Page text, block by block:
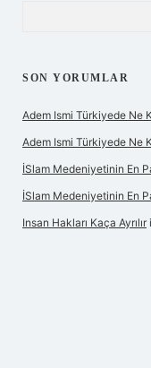
SON YORUMLAR
Adem Ismi Türkiyede Ne
Adem Ismi Türkiyede Ne
İSlam Medeniyetinin En
İSlam Medeniyetinin En
Insan Hakları Kaça Ayrılır